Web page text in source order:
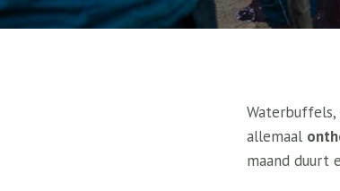
Waterbuffels,
allemaal
maand duurt